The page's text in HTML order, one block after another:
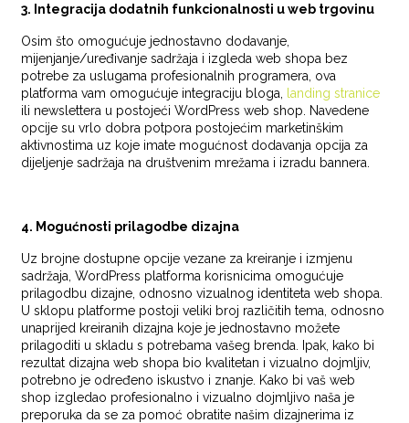
3. Integracija dodatnih funkcionalnosti u web trgovinu
Osim što omogućuje jednostavno dodavanje,
mijenjanje/uređivanje sadržaja i izgleda web shopa bez
potrebe za uslugama profesionalnih programera, ova
platforma vam omogućuje integraciju bloga,
landing stranice
ili newslettera u postojeći WordPress web shop. Navedene
opcije su vrlo dobra potpora postojećim marketinškim
aktivnostima uz koje imate mogućnost dodavanja opcija za
dijeljenje sadržaja na društvenim mrežama i izradu bannera.
4. Mogućnosti prilagodbe dizajna
Uz brojne dostupne opcije vezane za kreiranje i izmjenu
sadržaja, WordPress platforma korisnicima omogućuje
prilagodbu dizajne, odnosno vizualnog identiteta web shopa.
U sklopu platforme postoji veliki broj različitih tema, odnosno
unaprijed kreiranih dizajna koje je jednostavno možete
prilagoditi u skladu s potrebama vašeg brenda. Ipak, kako bi
rezultat dizajna web shopa bio kvalitetan i vizualno dojmljiv,
potrebno je određeno iskustvo i znanje. Kako bi vaš web
shop izgledao profesionalno i vizualno dojmljivo naša je
preporuka da se za pomoć obratite našim dizajnerima iz